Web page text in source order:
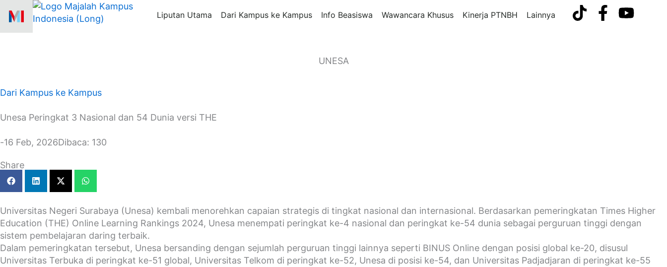
content
Liputan Utama Dari Kampus ke Kampus Info Beasiswa Wawancara Khusus Kinerja PTNBH Lainnya
UNESA
Dari Kampus ke Kampus
Unesa Peringkat 3 Nasional dan 54 Dunia versi THE
-16 Feb, 2026Dibaca: 130
Share
Universitas Negeri Surabaya (Unesa) kembali menorehkan capaian strategis di tingkat nasional dan internasional. Berdasarkan pemeringkatan Times Higher
Education (THE) Online Learning Rankings 2024, Unesa menempati peringkat ke-4 nasional dan peringkat ke-54 dunia sebagai perguruan tinggi dengan
sistem pembelajaran daring terbaik.
Dalam pemeringkatan tersebut, Unesa bersanding dengan sejumlah perguruan tinggi lainnya seperti BINUS Online dengan posisi global ke-20, disusul
Universitas Terbuka di peringkat ke-51 global, Universitas Telkom di peringkat ke-52, Unesa di posisi ke-54, dan Universitas Padjadjaran di peringkat ke-55